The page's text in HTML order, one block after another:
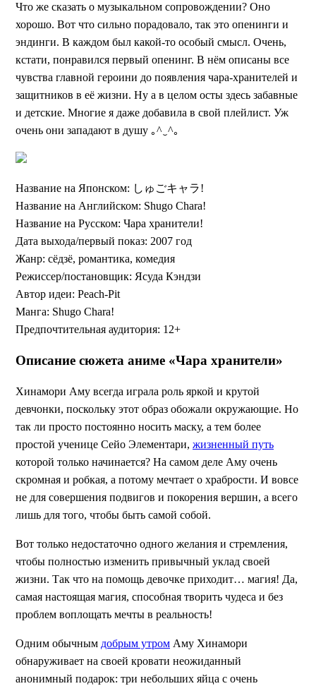
Что же сказать о музыкальном сопровождении? Оно
хорошо. Вот что сильно порадовало, так это опенинги и
эндинги. В каждом был какой-то особый смысл. Очень,
кстати, понравился первый опенинг. В нём описаны все
чувства главной героини до появления чара-хранителей и
защитников в её жизни. Ну а в целом осты здесь забавные
и детские. Многие я даже добавила в свой плейлист. Уж
очень они западают в душу ｡^‿^｡
Название на Японском: しゅごキャラ!
Название на Английском: Shugo Chara!
Название на Русском: Чара хранители!
Дата выхода/первый показ: 2007 год
Жанр: сёдзё, романтика, комедия
Режиссер/постановщик: Ясуда Кэндзи
Автор идеи: Peach-Pit
Манга: Shugo Chara!
Предпочтительная аудитория: 12+
Описание сюжета аниме «Чара хранители»
Хинамори Аму всегда играла роль яркой и крутой
девчонки, поскольку этот образ обожали окружающие. Но
так ли просто постоянно носить маску, а тем более
простой ученице Сейо Элементари, жизненный путь
которой только начинается? На самом деле Аму очень
скромная и робкая, а потому мечтает о храбрости. И вовсе
не для совершения подвигов и покорения вершин, а всего
лишь для того, чтобы быть самой собой.
Вот только недостаточно одного желания и стремления,
чтобы полностью изменить привычный уклад своей
жизни. Так что на помощь девочке приходит… магия! Да,
самая настоящая магия, способная творить чудеса и без
проблем воплощать мечты в реальность!
Одним обычным добрым утром Аму Хинамори
обнаруживает на своей кровати неожиданный
анонимный подарок: три небольших яйца с очень